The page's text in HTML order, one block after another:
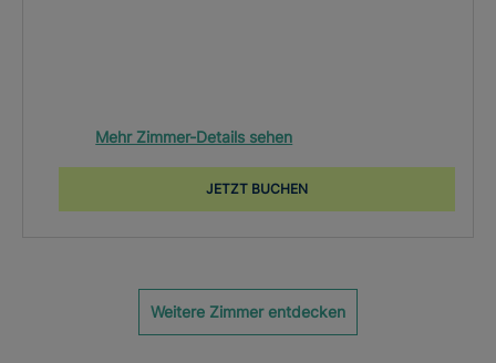
Mehr Zimmer-Details sehen
JETZT BUCHEN
Weitere Zimmer entdecken